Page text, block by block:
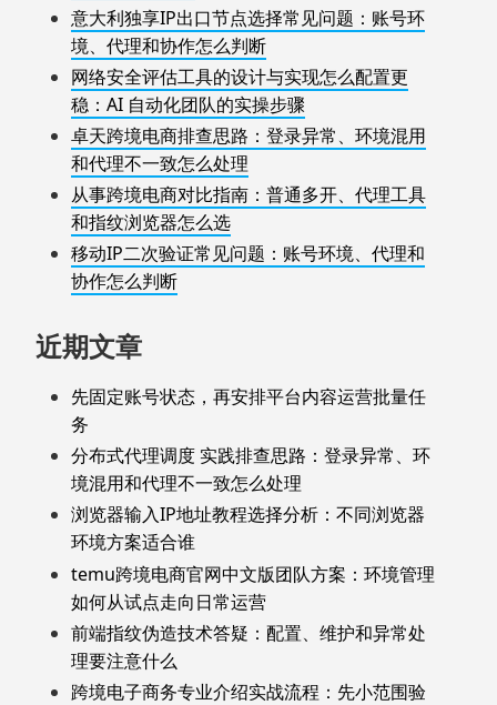
意大利独享IP出口节点选择常见问题：账号环
境、代理和协作怎么判断
网络安全评估工具的设计与实现怎么配置更
稳：AI 自动化团队的实操步骤
卓天跨境电商排查思路：登录异常、环境混用
和代理不一致怎么处理
从事跨境电商对比指南：普通多开、代理工具
和指纹浏览器怎么选
移动IP二次验证常见问题：账号环境、代理和
协作怎么判断
近期文章
先固定账号状态，再安排平台内容运营批量任
务
分布式代理调度 实践排查思路：登录异常、环
境混用和代理不一致怎么处理
浏览器输入IP地址教程选择分析：不同浏览器
环境方案适合谁
temu跨境电商官网中文版团队方案：环境管理
如何从试点走向日常运营
前端指纹伪造技术答疑：配置、维护和异常处
理要注意什么
跨境电子商务专业介绍实战流程：先小范围验